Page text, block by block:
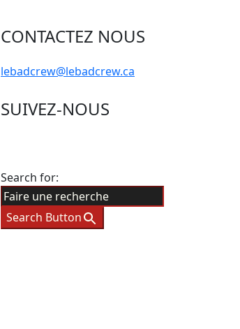
CONTACTEZ NOUS
lebadcrew@lebadcrew.ca
SUIVEZ-NOUS
Search for:
Search Button